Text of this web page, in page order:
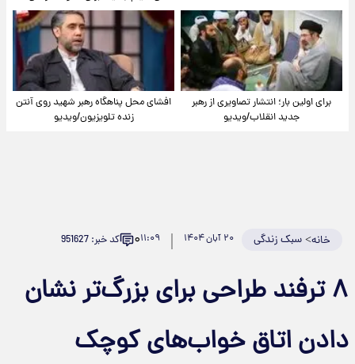
برای اولین بار؛ انتشار تصاویری از رهبر
جدید انقلاب/ویدیو
افشای محل پناهگاه‌ رهبر شهید روی آنتن
زنده تلویزیون/ویدیو
خانه>سبک زندگی ۲۰ آبان ۱۴۰۴ ۱۱:۰۹۰ کد خبر: 951627
۸ ترفند طراحی برای بزرگ‌تر نشان
دادن اتاق خواب‌های کوچک